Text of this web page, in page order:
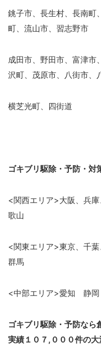
銚子市、長生村、長南町
町、流山市、習志野市
成田市、野田市、富津市
沢町、茂原市、八街市、
横芝光町、四街道
ゴキブリ駆除・予防・対
<関西エリア>大阪、兵
歌山
<関東エリア>東京、千葉
群馬
<中部エリア>愛知 静
ゴキブリ駆除・予防なら
実績１０７,０００件の大